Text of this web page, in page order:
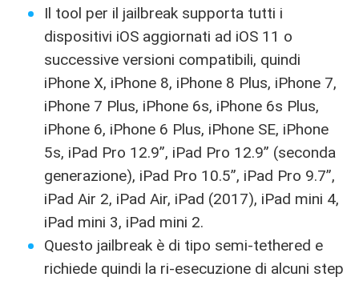
Il tool per il jailbreak supporta tutti i
dispositivi iOS aggiornati ad iOS 11 o
successive versioni compatibili, quindi
iPhone X, iPhone 8, iPhone 8 Plus, iPhone 7,
iPhone 7 Plus, iPhone 6s, iPhone 6s Plus,
iPhone 6, iPhone 6 Plus, iPhone SE, iPhone
5s, iPad Pro 12.9”, iPad Pro 12.9” (seconda
generazione), iPad Pro 10.5”, iPad Pro 9.7”,
iPad Air 2, iPad Air, iPad (2017), iPad mini 4,
iPad mini 3, iPad mini 2.
Questo jailbreak è di tipo semi-tethered e
richiede quindi la ri-esecuzione di alcuni step